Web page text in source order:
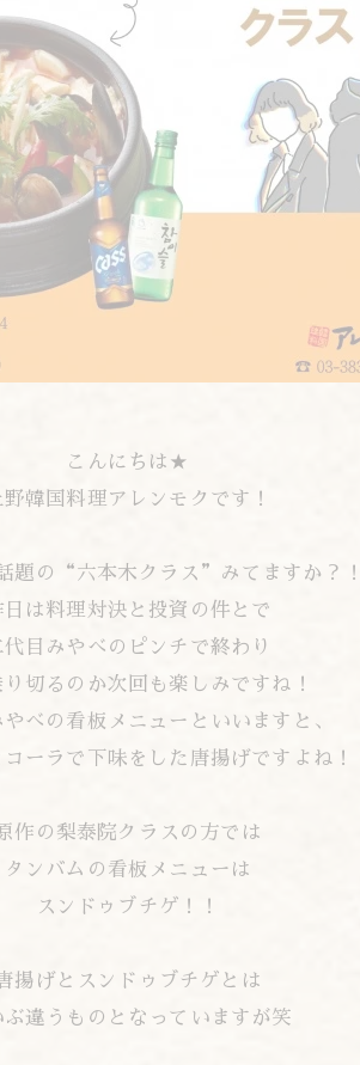
こんにちは★
野韓国料理アレンモクです！
題の“六本木クラス”みてますか？！
日は料理対決と投資の件とで
代目みやべのピンチで終わり
り切るのか次回も楽しみですね！
べの看板メニューといいますと、
ーラで下味をした唐揚げですよね！
作の梨泰院クラスの方では
タンバムの看板メニューは
スンドゥブチゲ！！
揚げとスンドゥブチゲとは
ぶ違うものとなっていますが笑